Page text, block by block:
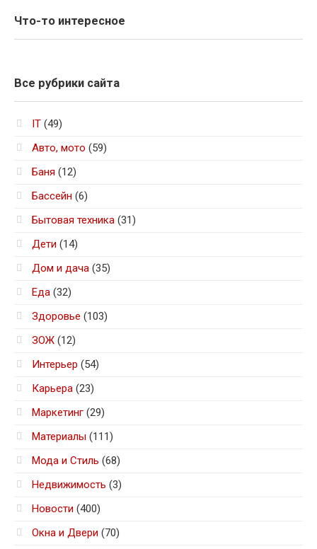
Что-то интересное
Все рубрики сайта
IT (49)
Авто, мото (59)
Баня (12)
Бассейн (6)
Бытовая техника (31)
Дети (14)
Дом и дача (35)
Еда (32)
Здоровье (103)
ЗОЖ (12)
Интерьер (54)
Карьера (23)
Маркетинг (29)
Материалы (111)
Мода и Стиль (68)
Недвижимость (3)
Новости (400)
Окна и Двери (70)